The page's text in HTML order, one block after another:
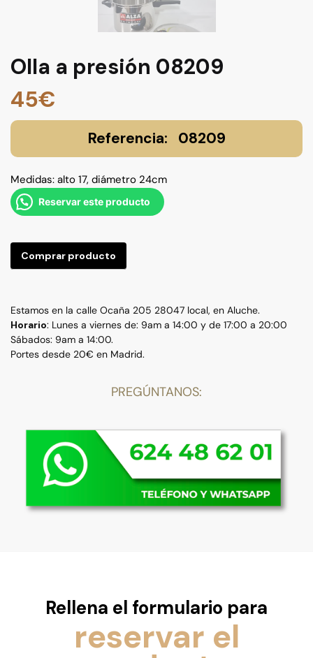
Olla a presión 08209
45€
08209
Medidas: alto 17, diámetro 24cm
Reservar este producto
Comprar producto
Estamos en la calle Ocaña 205 28047 local, en Aluche.
Horario: Lunes a viernes de: 9am a 14:00 y de 17:00 a 20:00
Sábados: 9am a 14:00.
Portes desde 20€ en Madrid.
PREGÚNTANOS:
Rellena el formulario para
reservar el